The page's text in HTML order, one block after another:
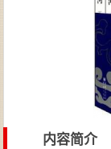
内容简介